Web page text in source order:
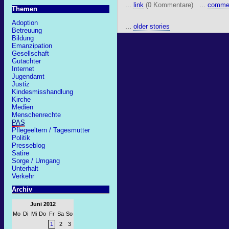
Themen
Adoption
Betreuung
Bildung
Emanzipation
Gesellschaft
Gutachter
Internet
Jugendamt
Justiz
Kindesmisshandlung
Kirche
Medien
Menschenrechte
PAS
Pflegeeltern / Tagesmutter
Politik
Presseblog
Satire
Sorge / Umgang
Unterhalt
Verkehr
Archiv
Juni 2012
Mo Di Mi Do Fr Sa So
1
2 3
... link(0 Kommentare) ...
... older stories